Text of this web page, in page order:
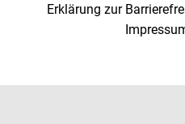
Erklärung zur